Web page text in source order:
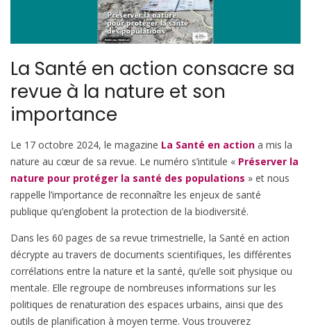
La Santé en action consacre sa
revue à la nature et son
importance
Le 17 octobre 2024, le magazine La Santé en action a mis la
nature au cœur de sa revue. Le numéro s’intitule « Préserver la
nature pour protéger la santé des populations » et nous
rappelle l’importance de reconnaître les enjeux de santé
publique qu’englobent la protection de la biodiversité.
Dans les 60 pages de sa revue trimestrielle, la Santé en action
décrypte au travers de documents scientifiques, les différentes
corrélations entre la nature et la santé, qu’elle soit physique ou
mentale. Elle regroupe de nombreuses informations sur les
politiques de renaturation des espaces urbains, ainsi que des
outils de planification à moyen terme. Vous trouverez